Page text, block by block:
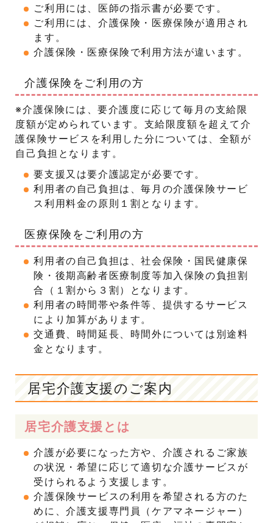
ご利用には、医師の指示書が必要です。
ご利用には、介護保険・医療保険が適用され
ます。
介護保険・医療保険で利用方法が違います。
介護保険をご利用の方
※介護保険には、要介護度に応じて毎月の支給限
度額が定められています。支給限度額を超えて介
護保険サービスを利用した分については、全額が
自己負担となります。
要支援又は要介護認定が必要です。
利用者の自己負担は、毎月の介護保険サービ
ス利用料金の原則１割となります。
医療保険をご利用の方
利用者の自己負担は、社会保険・国民健康保
険・後期高齢者医療制度等加入保険の負担割
合（１割から３割）となります。
利用者の時間帯や条件等、提供するサービス
により加算があります。
交通費、時間延長、時間外については別途料
金となります。
居宅介護支援のご案内
居宅介護支援とは
介護が必要になった方や、介護されるご家族
の状況・希望に応じて適切な介護サービスが
受けられるよう支援します。
介護保険サービスの利用を希望される方のた
めに、介護支援専門員（ケアマネージャー）